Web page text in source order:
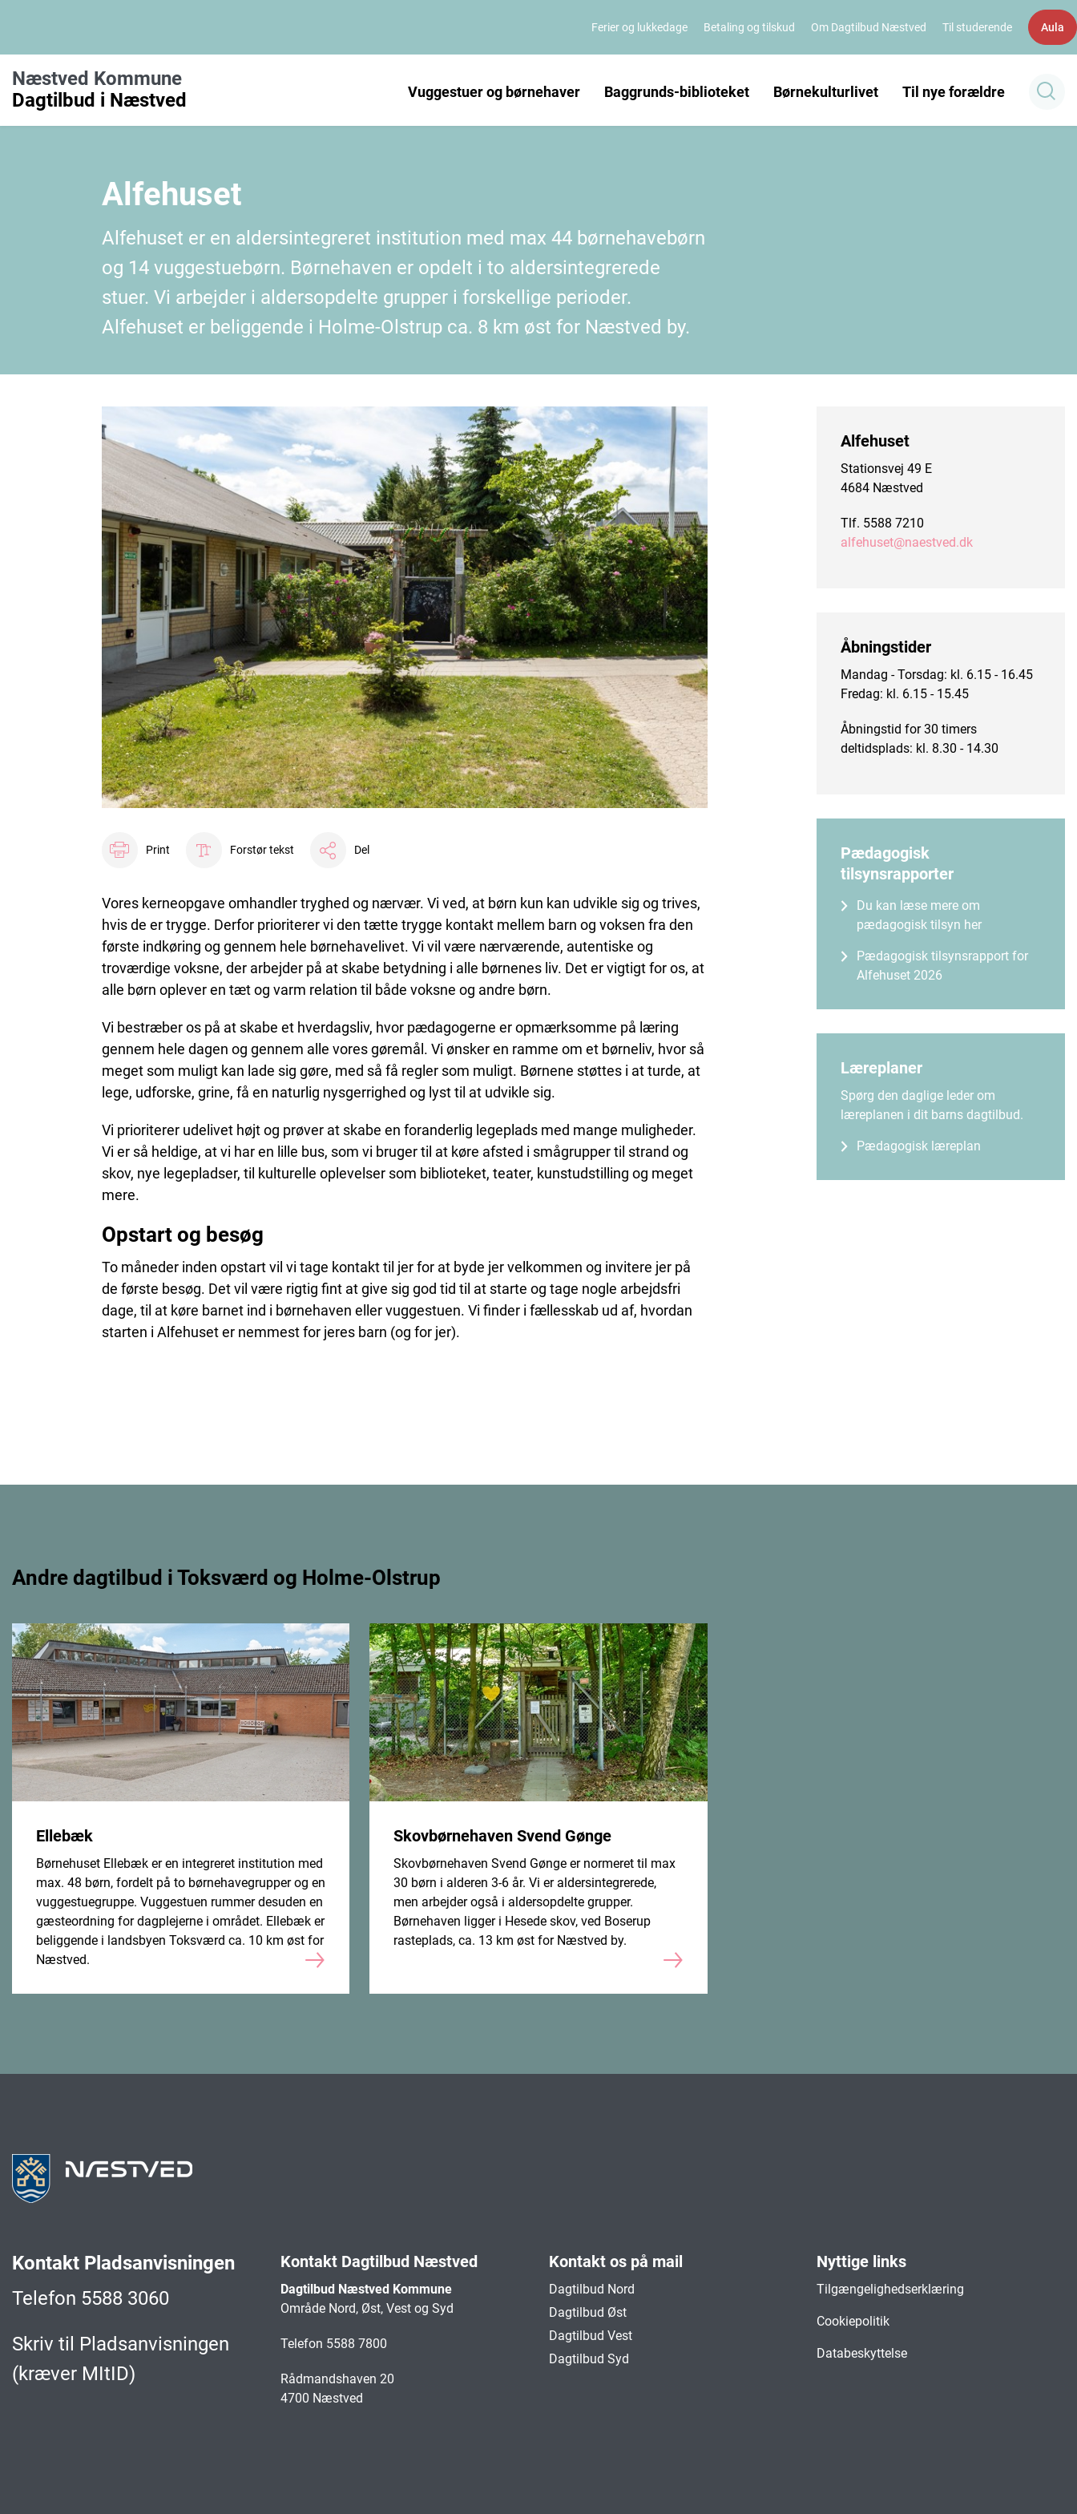
Ferier og lukkedage Betaling og tilskud Om Dagtilbud Næstved Til studerende Aula
Næstved Kommune
Dagtilbud i Næstved
Vuggestuer og børnehaver Baggrunds-biblioteket Børnekulturlivet Til nye forældre
Alfehuset
Alfehuset er en aldersintegreret institution med max 44 børnehavebørn
og 14 vuggestuebørn. Børnehaven er opdelt i to aldersintegrerede
stuer. Vi arbejder i aldersopdelte grupper i forskellige perioder.
Alfehuset er beliggende i Holme-Olstrup ca. 8 km øst for Næstved by.
Print Forstør tekst Del
Vores kerneopgave omhandler tryghed og nærvær. Vi ved, at børn kun kan udvikle sig og trives,
hvis de er trygge. Derfor prioriterer vi den tætte trygge kontakt mellem barn og voksen fra den
første indkøring og gennem hele børnehavelivet. Vi vil være nærværende, autentiske og
troværdige voksne, der arbejder på at skabe betydning i alle børnenes liv. Det er vigtigt for os, at
alle børn oplever en tæt og varm relation til både voksne og andre børn.
Vi bestræber os på at skabe et hverdagsliv, hvor pædagogerne er opmærksomme på læring
gennem hele dagen og gennem alle vores gøremål. Vi ønsker en ramme om et børneliv, hvor så
meget som muligt kan lade sig gøre, med så få regler som muligt. Børnene støttes i at turde, at
lege, udforske, grine, få en naturlig nysgerrighed og lyst til at udvikle sig.
Vi prioriterer udelivet højt og prøver at skabe en foranderlig legeplads med mange muligheder.
Vi er så heldige, at vi har en lille bus, som vi bruger til at køre afsted i smågrupper til strand og
skov, nye legepladser, til kulturelle oplevelser som biblioteket, teater, kunstudstilling og meget
mere.
Opstart og besøg
To måneder inden opstart vil vi tage kontakt til jer for at byde jer velkommen og invitere jer på
de første besøg. Det vil være rigtig fint at give sig god tid til at starte og tage nogle arbejdsfri
dage, til at køre barnet ind i børnehaven eller vuggestuen. Vi finder i fællesskab ud af, hvordan
starten i Alfehuset er nemmest for jeres barn (og for jer).
Alfehuset
Stationsvej 49 E
4684 Næstved
Tlf. 5588 7210
alfehuset@naestved.dk
Åbningstider
Mandag - Torsdag: kl. 6.15 - 16.45
Fredag: kl. 6.15 - 15.45
Åbningstid for 30 timers
deltidsplads: kl. 8.30 - 14.30
Pædagogisk
tilsynsrapporter
Du kan læse mere om
pædagogisk tilsyn her
Pædagogisk tilsynsrapport for
Alfehuset 2026
Læreplaner
Spørg den daglige leder om
læreplanen i dit barns dagtilbud.
Pædagogisk læreplan
Andre dagtilbud i Toksværd og Holme-Olstrup
Ellebæk
Børnehuset Ellebæk er en integreret institution med
max. 48 børn, fordelt på to børnehavegrupper og en
vuggestuegruppe. Vuggestuen rummer desuden en
gæsteordning for dagplejerne i området. Ellebæk er
beliggende i landsbyen Toksværd ca. 10 km øst for
Næstved.
Skovbørnehaven Svend Gønge
Skovbørnehaven Svend Gønge er normeret til max
30 børn i alderen 3-6 år. Vi er aldersintegrerede,
men arbejder også i aldersopdelte grupper.
Børnehaven ligger i Hesede skov, ved Boserup
rasteplads, ca. 13 km øst for Næstved by.
Kontakt Pladsanvisningen
Telefon 5588 3060
Skriv til Pladsanvisningen
(kræver MItID)
Kontakt Dagtilbud Næstved
Dagtilbud Næstved Kommune
Område Nord, Øst, Vest og Syd
Telefon 5588 7800
Rådmandshaven 20
4700 Næstved
Kontakt os på mail
Dagtilbud Nord
Dagtilbud Øst
Dagtilbud Vest
Dagtilbud Syd
Nyttige links
Tilgængelighedserklæring
Cookiepolitik
Databeskyttelse